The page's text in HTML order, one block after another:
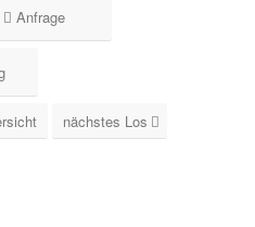
Anfrage
nächstes Los